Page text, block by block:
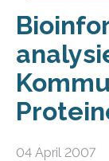
04 April 2007